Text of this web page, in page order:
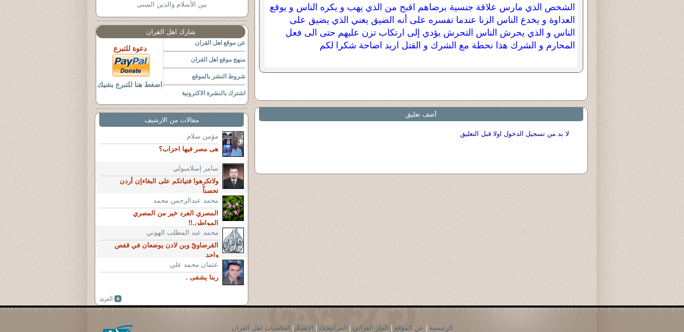
الشخص الذي مارس علاقة جنسية برضاهم اقبح من الذي يهب و يكره الناس و يوقع
العداوة و يخدع الناس الزنا عندما تفسره على أنه الضيق يعني الذي يضيق على
الناس و الذي يحرش الناس التحرش يؤدي إلى ارتكاب تزن عليهم حتى الى فعل
المحارم و الشرك هذا نحطة مع الشرك و القتل اريد اضاحة شكرا لكم
أضف تعليق
لا بد من تسجيل الدخول اولا قبل التعليق
بين الأسلام والدين السنى
شارك اهل القران
عن موقع اهل القران
منهج موقع اهل القران
شروط النشر بالموقع
اشترك بالنشرة الاكترونية
دعوة للتبرع
اضغط هنا للتبرع بشيك
مقالات من الارشيف
مؤمن سلام
هى مصر فيها احزاب؟
سامر إسلامبولي
ولاتكرهوا فتياتكم على البغاءإن أردن
تحصناً
محمد عبدالرحمن محمد
المصري الفرد خير من المصري
المواطن.!!
محمد عبد المطلب الهوني
القرضاويّ وبن لادن يوضعان في قفص
واحد
عثمان محمد علي
ربنا يشفى .
الرئيسية عن الموقع التيار القراني القرانبحث الاتصال اساسيات اهل القران